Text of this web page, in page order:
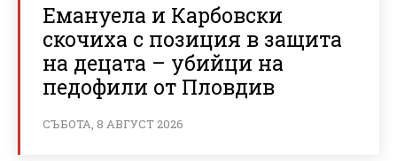
Емануела и Карбовски
скочиха с позиция в защита
на децата – убийци на
педофили от Пловдив
СЪБОТА, 8 АВГУСТ 2026